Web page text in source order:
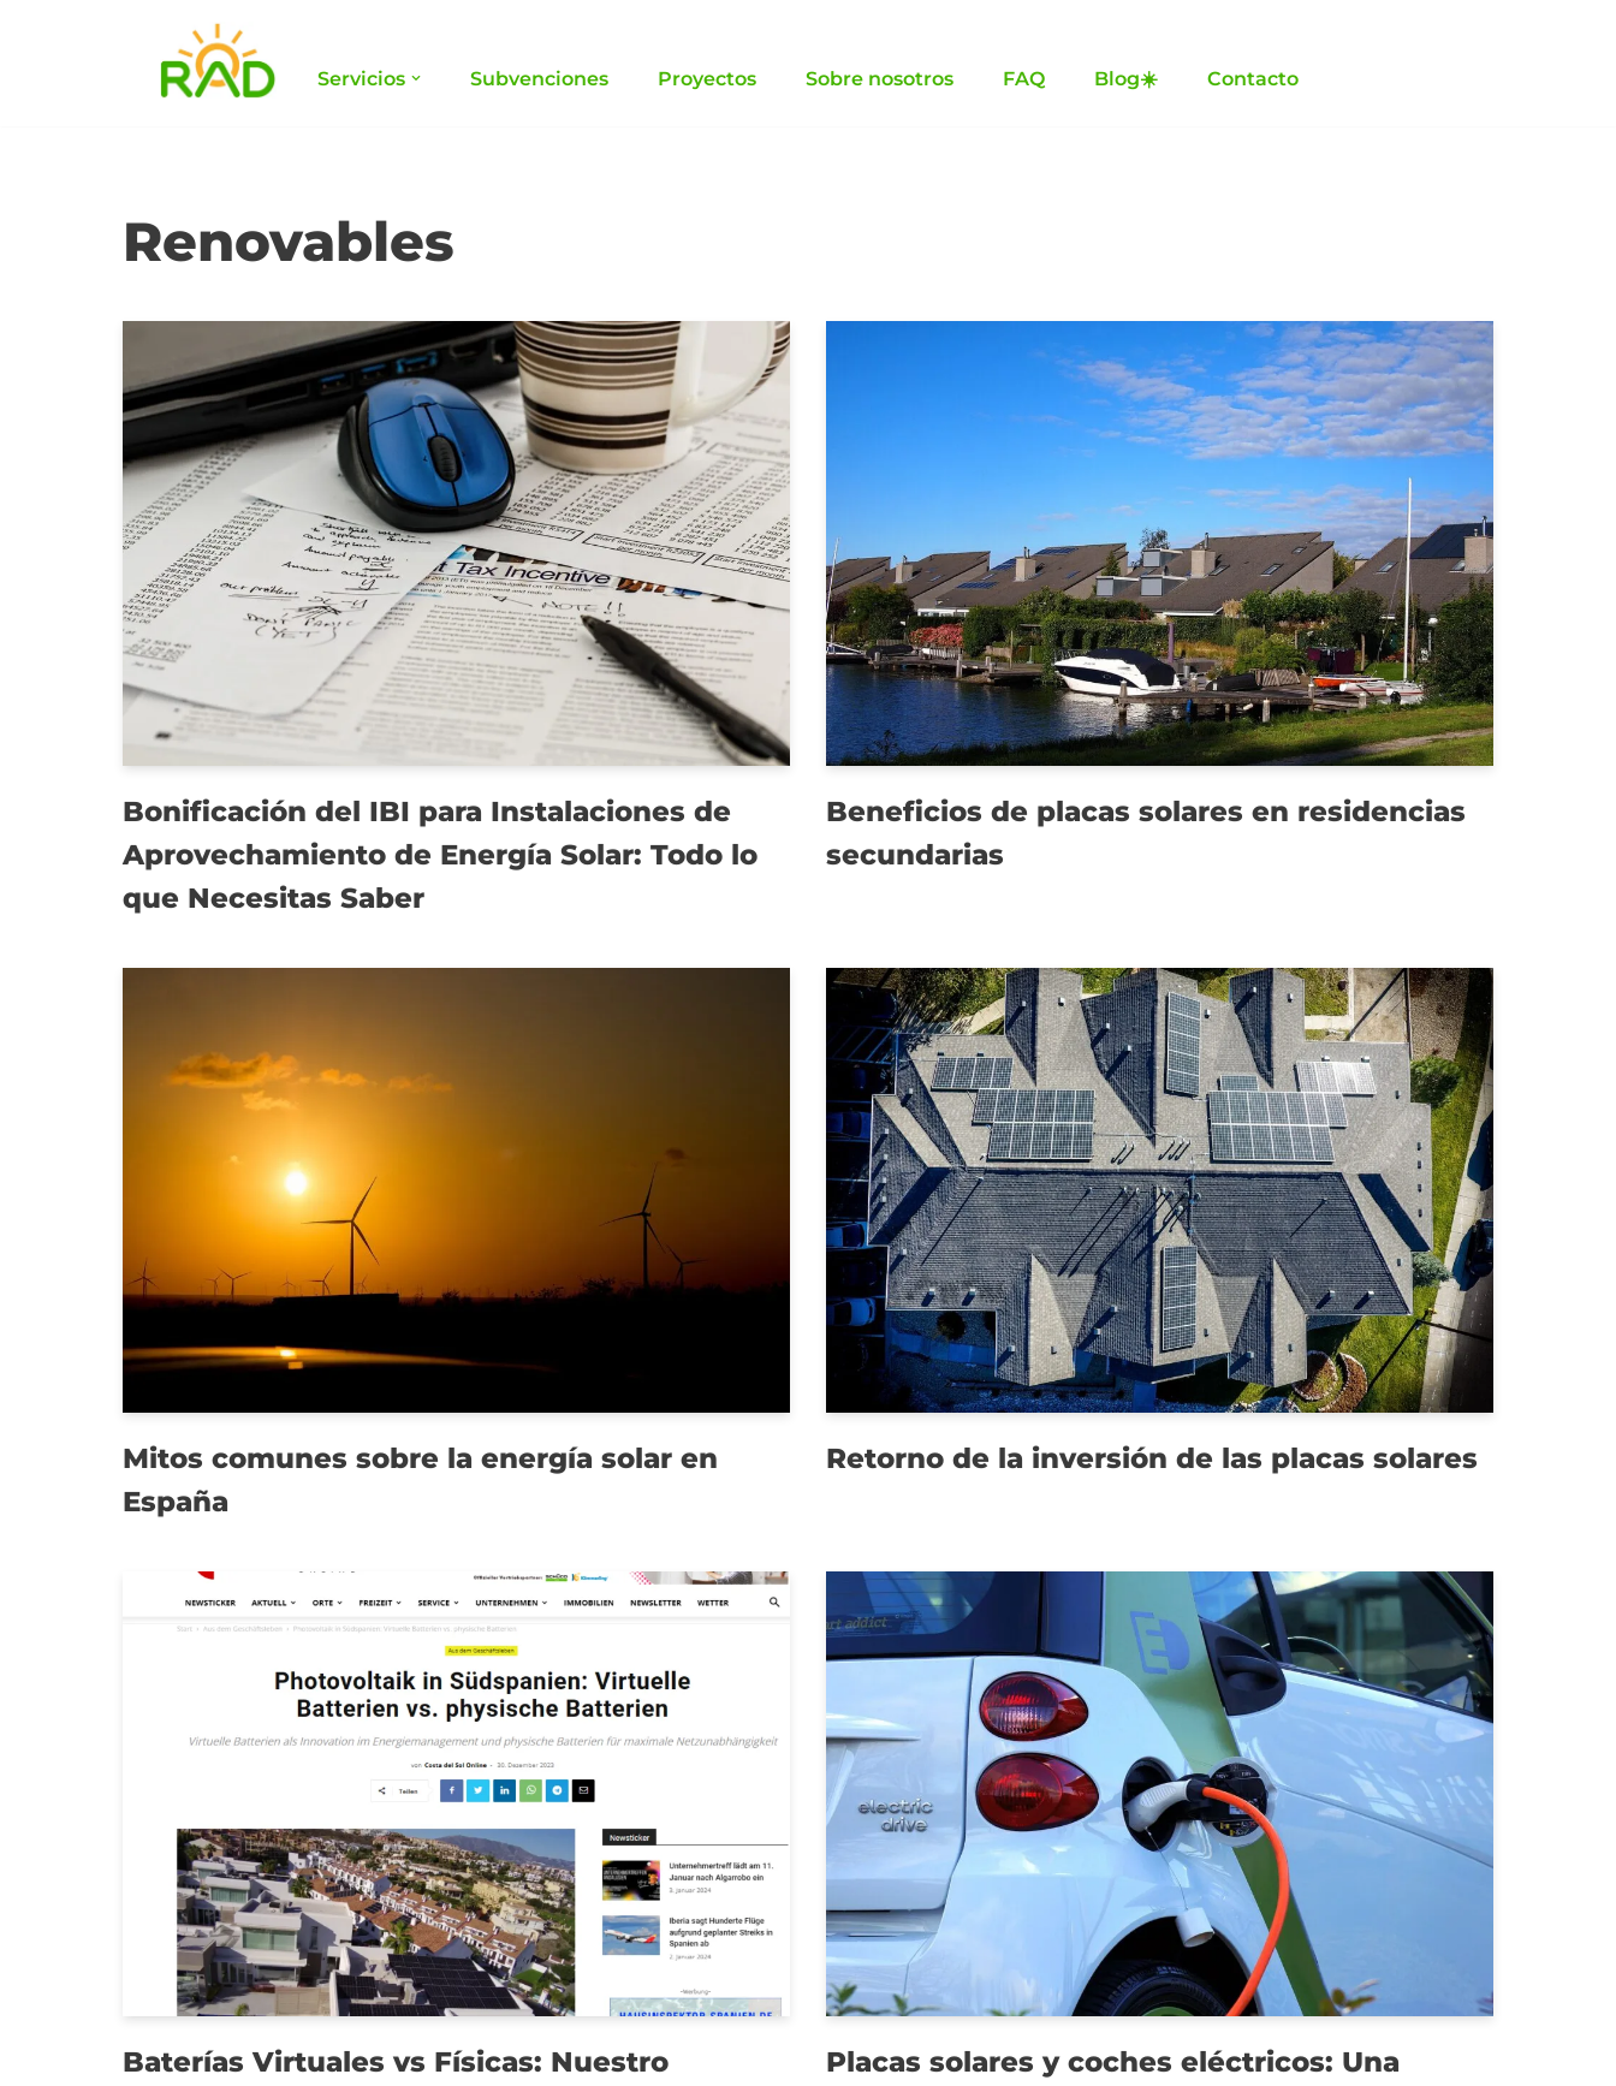
Servicios Subvenciones Proyectos Sobre nosotros FAQ Blog☀️ Contacto
Renovables
Bonificación del IBI para Instalaciones de
Aprovechamiento de Energía Solar: Todo lo
que Necesitas Saber
Beneficios de placas solares en residencias
secundarias
Mitos comunes sobre la energía solar en
España
Retorno de la inversión de las placas solares
Baterías Virtuales vs Físicas: Nuestro
Placas solares y coches eléctricos: Una